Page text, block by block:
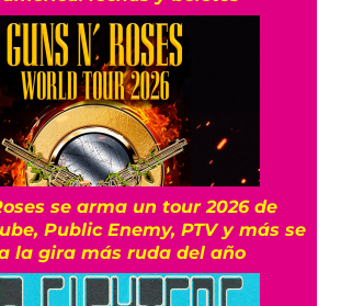
se arma un tour 2026 de
Public Enemy, PTV y más se
la gira más ruda del año